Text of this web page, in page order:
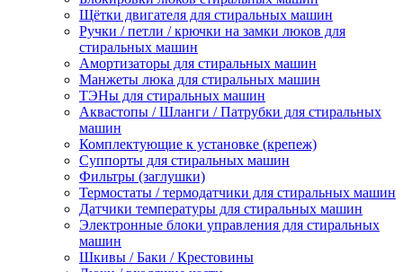
Щётки двигателя для стиральных машин
Ручки / петли / крючки на замки люков для
стиральных машин
Амортизаторы для стиральных машин
Манжеты люка для стиральных машин
ТЭНы для стиральных машин
Аквастопы / Шланги / Патрубки для стиральных
машин
Комплектующие к установке (крепеж)
Суппорты для стиральных машин
Фильтры (заглушки)
Термостаты / термодатчики для стиральных машин
Датчики температуры для стиральных машин
Электронные блоки управления для стиральных
машин
Шкивы / Баки / Крестовины